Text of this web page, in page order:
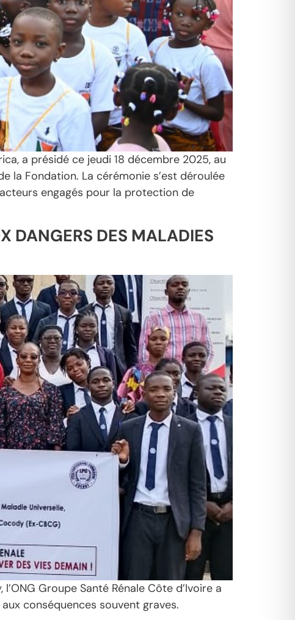
a présidé ce jeudi 18 décembre 2025, au
la Fondation. La cérémonie s’est déroulée
engagés pour la protection de
DANGERS DES MALADIES
Groupe Santé Rénale Côte d’Ivoire a
conséquences souvent graves.